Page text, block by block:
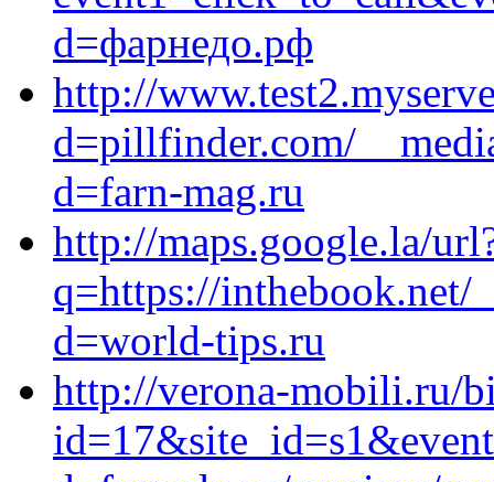
d=фарнедо.рф
http://
d=pillfinder.com/
d=farn-mag.ru
http://maps.google.la/
q=https://inthebook.net/
d=world-tips.ru
http://verona-mobili.ru/